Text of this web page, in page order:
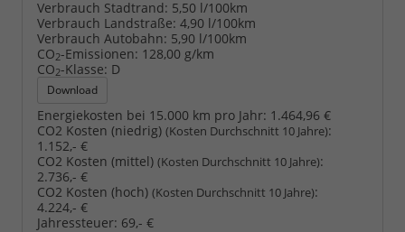
Verbrauch Stadtrand: 5,50 l/100km
Verbrauch Landstraße: 4,90 l/100km
Verbrauch Autobahn: 5,90 l/100km
CO2-Emissionen: 128,00 g/km
CO2-Klasse: D
Download
Energiekosten bei 15.000 km pro Jahr: 1.464,96 €
CO2 Kosten (niedrig) (Kosten Durchschnitt 10 Jahre):
1.152,- €
CO2 Kosten (mittel) (Kosten Durchschnitt 10 Jahre):
2.736,- €
CO2 Kosten (hoch) (Kosten Durchschnitt 10 Jahre):
4.224,- €
Jahressteuer: 69,- €